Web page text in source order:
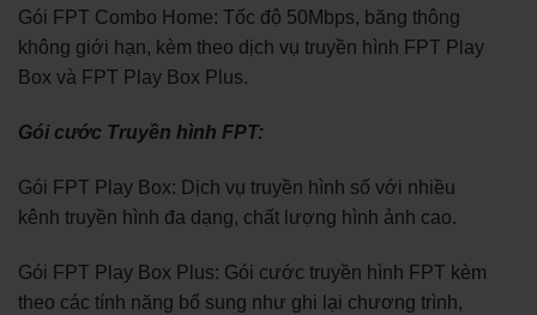
Gói FPT Combo Home: Tốc độ 50Mbps, băng thông
không giới hạn, kèm theo dịch vụ truyền hình FPT Play
Box và FPT Play Box Plus.
Gói cước Truyền hình FPT:
Gói FPT Play Box: Dịch vụ truyền hình số với nhiều
kênh truyền hình đa dạng, chất lượng hình ảnh cao.
Gói FPT Play Box Plus: Gói cước truyền hình FPT kèm
theo các tính năng bổ sung như ghi lại chương trình,